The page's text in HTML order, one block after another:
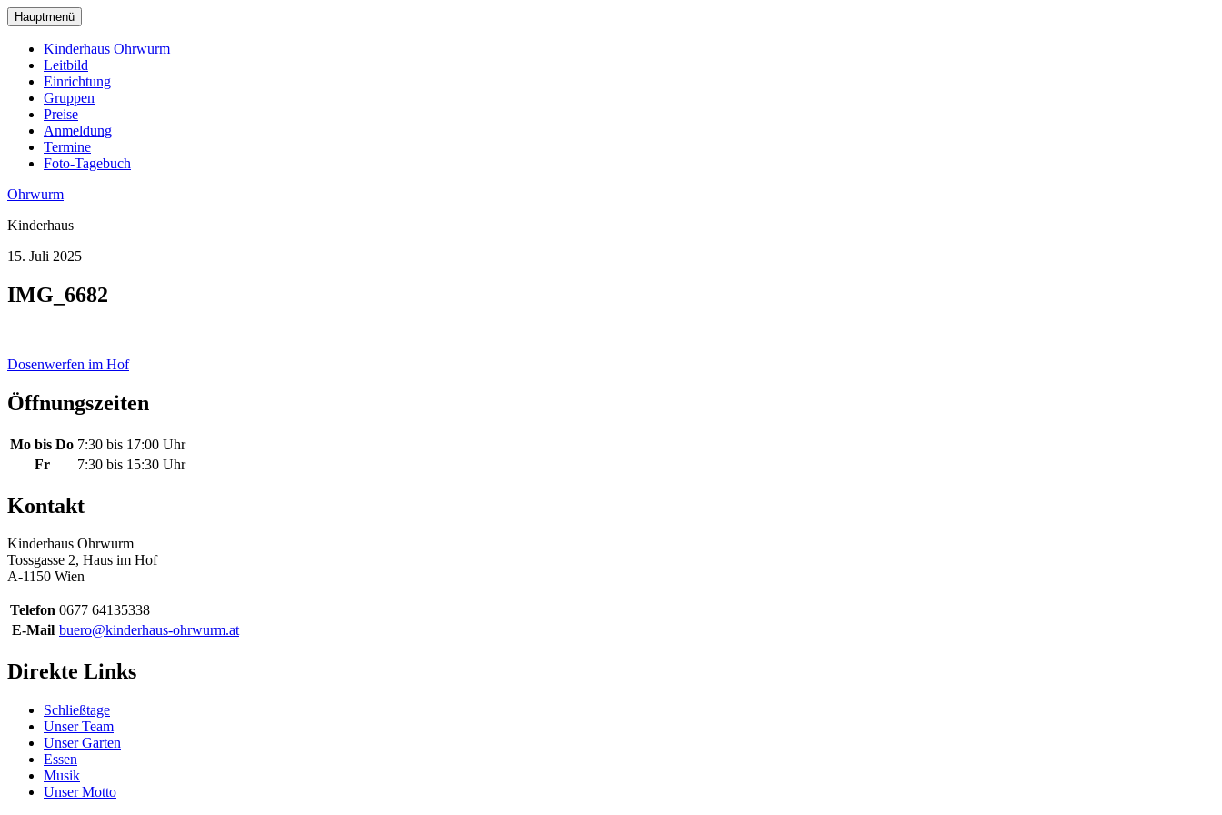
zum
Hauptinhalt
wechseln
Hauptmenü
Kinderhaus Ohrwurm
Leitbild
Einrichtung
Gruppen
Preise
Anmeldung
Termine
Foto-Tagebuch
Ohrwurm
Kinderhaus
15. Juli 2025
IMG_6682
Beitragsnavigation
Dosenwerfen im Hof
Öffnungszeiten
Mo bis Do 7:30 bis 17:00 Uhr
Fr
7:30 bis 15:30 Uhr
Kontakt
Kinderhaus Ohrwurm
Tossgasse 2, Haus im Hof
A-1150 Wien
Telefon 0677 64135338
E-Mail buero@kinderhaus-ohrwurm.at
Direkte Links
Schließtage
Unser Team
Unser Garten
Essen
Musik
Unser Motto